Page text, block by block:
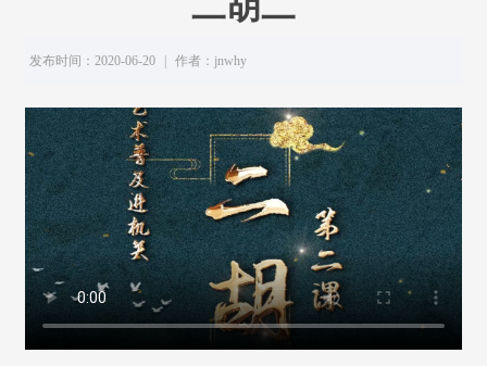
发布时间：2020-06-20 作者：jnwhy